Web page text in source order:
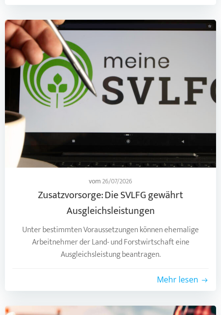
vom26/07/2026
Zusatzvorsorge: Die SVLFG gewährt
Ausgleichsleistungen
Unter bestimmten Voraussetzungen können ehemalige
Arbeitnehmer der Land- und Forstwirtschaft eine
Ausgleichsleistung beantragen.
Mehr lesen